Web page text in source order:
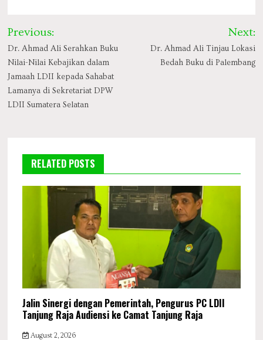
Post
navigation
Previous:
Dr. Ahmad Ali Serahkan Buku
Nilai-Nilai Kebajikan dalam
Jamaah LDII kepada Sahabat
Lamanya di Sekretariat DPW
LDII Sumatera Selatan
Next:
Dr. Ahmad Ali Tinjau Lokasi
Bedah Buku di Palembang
RELATED POSTS
Jalin Sinergi dengan Pemerintah, Pengurus PC LDII
Tanjung Raja Audiensi ke Camat Tanjung Raja
August 2, 2026